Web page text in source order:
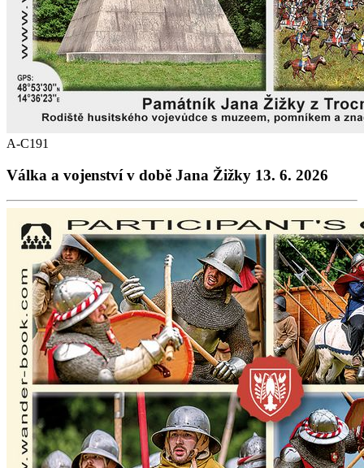
A-C191
Válka a vojenství v době Jana Žižky 13. 6. 2026